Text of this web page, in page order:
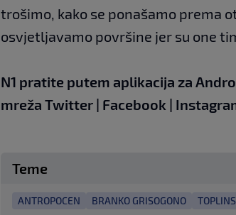
trošimo, kako se ponašamo prema
osvjetljavamo površine jer su one
N1 pratite putem aplikacija za
mreža Twitter | Facebook |
Teme
ANTROPOCEN BRANKO GRISOGONO